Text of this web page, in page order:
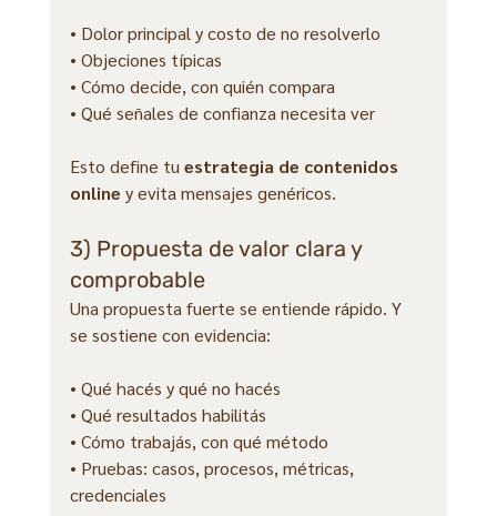
• Dolor principal y costo de no resolverlo
• Objeciones típicas
• Cómo decide, con quién compara
• Qué señales de confianza necesita ver
Esto define tu estrategia de contenidos
online y evita mensajes genéricos.
3) Propuesta de valor clara y
comprobable
Una propuesta fuerte se entiende rápido. Y
se sostiene con evidencia:
• Qué hacés y qué no hacés
• Qué resultados habilitás
• Cómo trabajás, con qué método
• Pruebas: casos, procesos, métricas,
credenciales